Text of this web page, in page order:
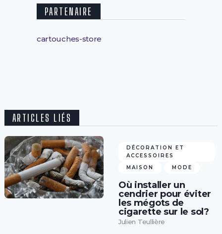
PARTENAIRE
cartouches-store
ARTICLES LIÉS
DÉCORATION ET
ACCESSOIRES
MAISON
MODE
Où installer un
cendrier pour éviter
les mégots de
cigarette sur le sol?
Julien Teullière